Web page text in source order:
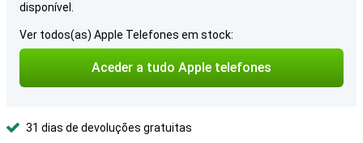
disponível.
Ver todos(as) Apple Telefones em stock:
Aceder a tudo Apple telefones
31 dias de devoluções gratuitas